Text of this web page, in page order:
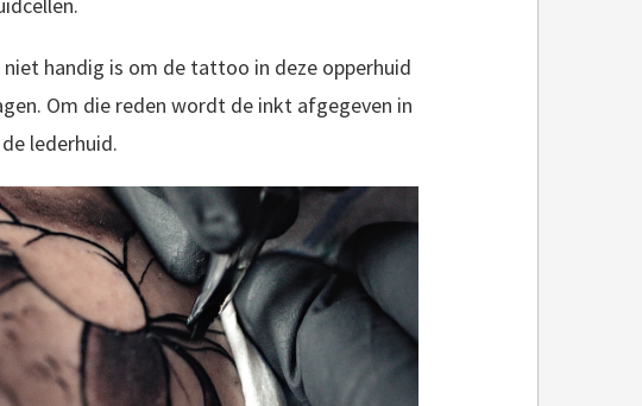
handig is om de tattoo in deze opperhuid
Om die reden wordt de inkt afgegeven in
lederhuid.